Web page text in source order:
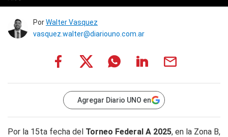
PorWalter Vasquez
vasquez.walter@diariouno.com.ar
Agregar Diario UNO en
Por la 15ta fecha del Torneo Federal A 2025, en la Zona B,